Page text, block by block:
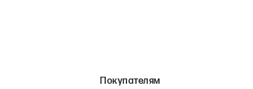
Покупателям